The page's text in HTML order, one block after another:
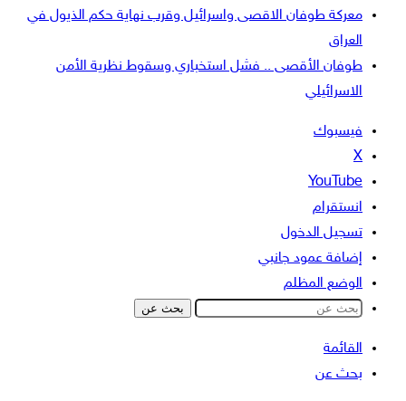
معركة طوفان الاقصى واسرائيل وقرب نهاية حكم الذيول في
العراق
طوفان الأقصى .. فشل استخباري وسقوط نظرية الأمن
الاسرائيلي
فيسبوك
‫X
‫YouTube
انستقرام
تسجيل الدخول
إضافة عمود جانبي
الوضع المظلم
بحث عن
القائمة
بحث عن